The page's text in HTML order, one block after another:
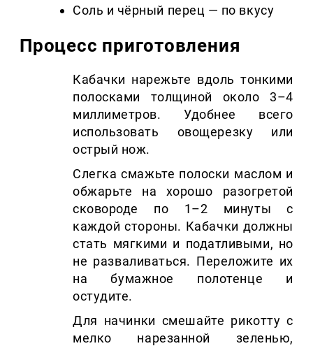
Соль и чёрный перец — по вкусу
Процесс приготовления
Кабачки нарежьте вдоль тонкими
полосками толщиной около 3–4
миллиметров. Удобнее всего
использовать овощерезку или
острый нож.
Слегка смажьте полоски маслом и
обжарьте на хорошо разогретой
сковороде по 1–2 минуты с
каждой стороны. Кабачки должны
стать мягкими и податливыми, но
не разваливаться. Переложите их
на бумажное полотенце и
остудите.
Для начинки смешайте рикотту с
мелко нарезанной зеленью,